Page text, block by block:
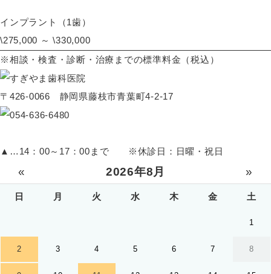
インプラント（1歯）
\275,000 ～ \330,000
※相談・検査・診断・治療までの標準料金（税込）
〒426-0066 静岡県藤枝市青葉町4-2-17
▲ …14：00～17：00まで ※休診日：日曜・祝日
« 2026年8月 »
日 月 火 水 木 金 土
1
2 3 4 5 6 7 8